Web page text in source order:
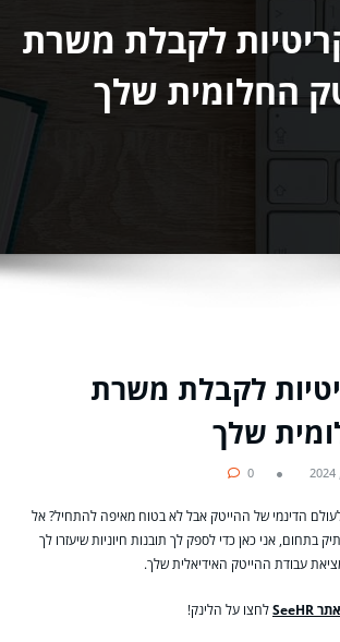
לקבלת משרת
החלומית שלך
לקבלת משרת
שלך
0
הדינמי של ההייטק אבל לא בטוח מאיפה להתחיל? אל
בתחום, אני כאן כדי לספק לך תובנות חיוניות שיעזרו לך
עבודת ההייטק האידיאלית שלך.
לחצו על הלינק!